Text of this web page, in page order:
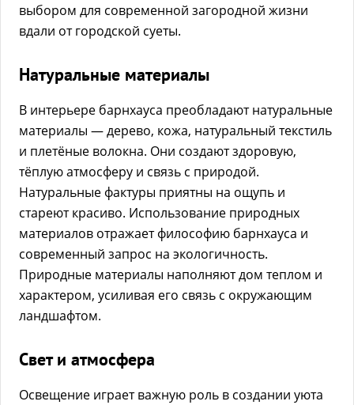
выбором для современной загородной жизни
вдали от городской суеты.
Натуральные материалы
В интерьере барнхауса преобладают натуральные
материалы — дерево, кожа, натуральный текстиль
и плетёные волокна. Они создают здоровую,
тёплую атмосферу и связь с природой.
Натуральные фактуры приятны на ощупь и
стареют красиво. Использование природных
материалов отражает философию барнхауса и
современный запрос на экологичность.
Природные материалы наполняют дом теплом и
характером, усиливая его связь с окружающим
ландшафтом.
Свет и атмосфера
Освещение играет важную роль в создании уюта